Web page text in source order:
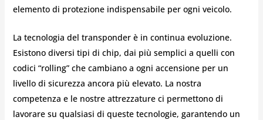
elemento di protezione indispensabile per ogni veicolo.
La tecnologia del transponder è in continua evoluzione.
Esistono diversi tipi di chip, dai più semplici a quelli con
codici “rolling” che cambiano a ogni accensione per un
livello di sicurezza ancora più elevato. La nostra
competenza e le nostre attrezzature ci permettono di
lavorare su qualsiasi di queste tecnologie, garantendo un